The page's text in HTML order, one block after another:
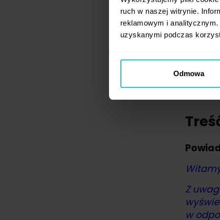
ruch w naszej witrynie.
reklamowym i
uzyskanymi podczas
Odmowa
Co
Z
w